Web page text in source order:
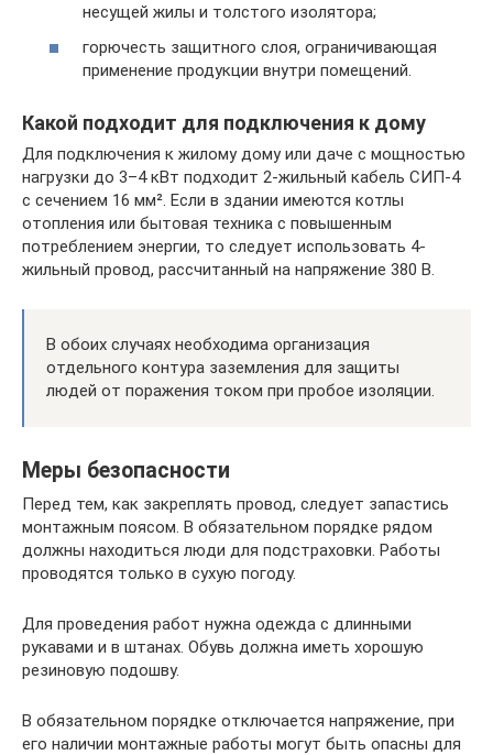
несущей жилы и толстого изолятора;
горючесть защитного слоя, ограничивающая
применение продукции внутри помещений.
Какой подходит для подключения к дому
Для подключения к жилому дому или даче с мощностью
нагрузки до 3–4 кВт подходит 2-жильный кабель СИП-4
с сечением 16 мм². Если в здании имеются котлы
отопления или бытовая техника с повышенным
потреблением энергии, то следует использовать 4-
жильный провод, рассчитанный на напряжение 380 В.
В обоих случаях необходима организация
отдельного контура заземления для защиты
людей от поражения током при пробое изоляции.
Меры безопасности
Перед тем, как закреплять провод, следует запастись
монтажным поясом. В обязательном порядке рядом
должны находиться люди для подстраховки. Работы
проводятся только в сухую погоду.
Для проведения работ нужна одежда с длинными
рукавами и в штанах. Обувь должна иметь хорошую
резиновую подошву.
В обязательном порядке отключается напряжение, при
его наличии монтажные работы могут быть опасны для